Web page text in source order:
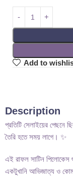
Add to
Description
প্রতিটি সেলাইয়ের
তৈরি হতে সময় লাগে। ✨
এই রাফল সাটিন পিলোকেস
একটুখানি আভিজাত্য ও